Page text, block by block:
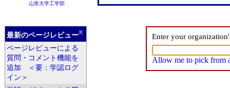
山形大学工学部
最新のページレビュー※
ページレビューによる
質問・コメント機能を
追加 ＜要：学認ログ
イン＞
Enter your
Allow me to pick from